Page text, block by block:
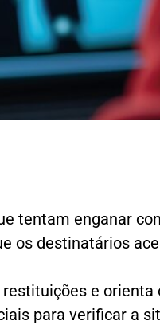
tentam enganar
os destinatários
e
para verificar a